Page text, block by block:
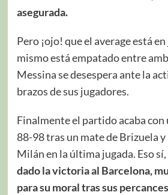
asegurada.
Pero ¡ojo! que el average está
mismo está empatado entre
Messina se desespera ante la
brazos de sus jugadores.
Finalmente el partido acaba con
88-98 tras un mate de Brizuela
Milán en la última jugada. Eso sí,
dado la victoria al Barcelona,
para su moral tras sus